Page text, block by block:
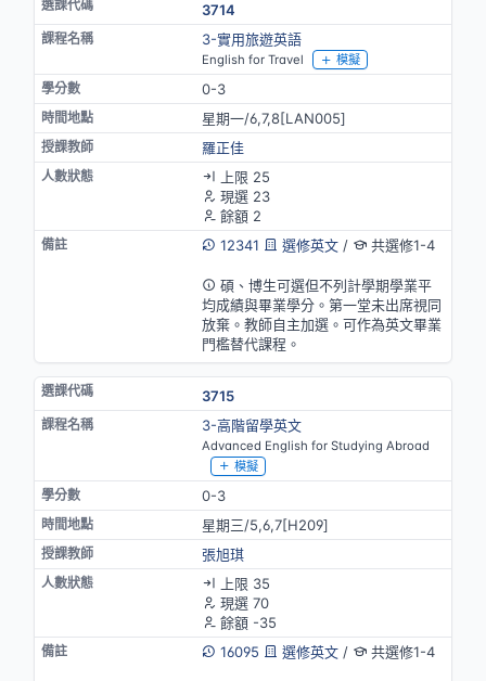
3714
3-實用旅遊英語
English for Travel 模擬
0-3
星期一/6,7,8[LAN005]
羅正佳
上限 25
現選 23
餘額 2
12341
選修英文/ 共選修1-4
碩、博生可選但不列計學期學業平
均成績與畢業學分。第一堂未出席視同
放棄。教師自主加選。可作為英文畢業
門檻替代課程。
3715
3-高階留學英文
Advanced English for Studying Abroad
模擬
0-3
星期三/5,6,7[H209]
張旭琪
上限 35
現選 70
餘額 -35
16095
選修英文/ 共選修1-4